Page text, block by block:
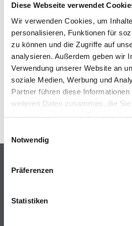
Diese Webseite verwendet
Wir verwenden Cookies, um
personalisieren, Funktionen für
zu können und die Zugriffe auf
analysieren. Außerdem geben wir
Verwendung unserer Website an
soziale Medien, Werbung und
Partner führen diese
weiteren Daten zusammen, die
haben oder die sie im Rahmen
Notwendig
Präferenzen
Statistiken
EIN KLEINER
IST
Keine Sorge, wir pinseln
werden das Problem so schnell
Erkunden Sie in der
und lassen Sie sich
ZURÜCK ZUM
Trockenbau